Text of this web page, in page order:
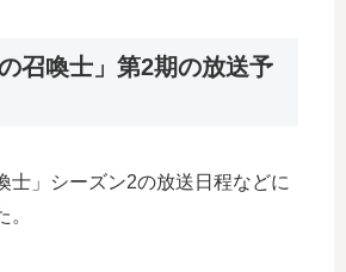
召喚士」第2期の放送予
士」シーズン2の放送日程などに